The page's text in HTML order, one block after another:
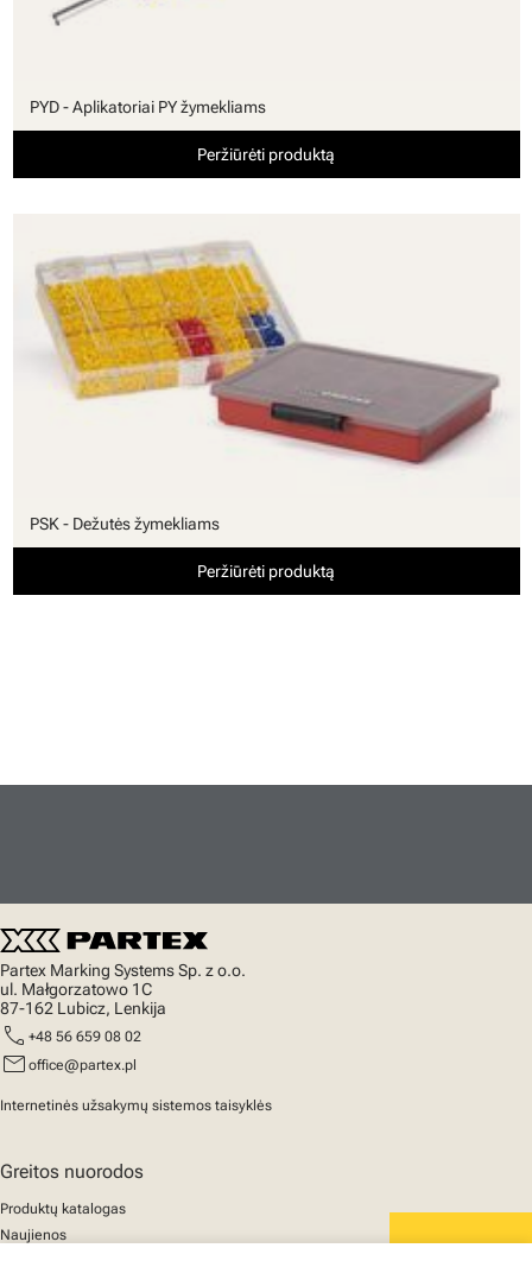
PYD - Aplikatoriai PY žymekliams
Peržiūrėti produktą
PSK - Dežutės žymekliams
Peržiūrėti produktą
Partex Marking Systems Sp. z o.o.
ul. Małgorzatowo 1C
87-162 Lubicz, Lenkija
call +48 56 659 08 02
mail office@partex.pl
Internetinės užsakymų sistemos taisyklės
Greitos nuorodos
Produktų katalogas
Naujienos